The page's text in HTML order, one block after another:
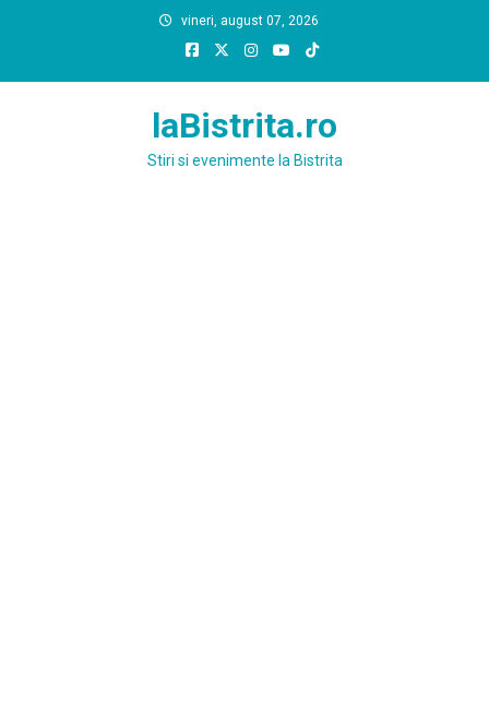
vineri, august 07, 2026
laBistrita.ro
Stiri si evenimente la Bistrita